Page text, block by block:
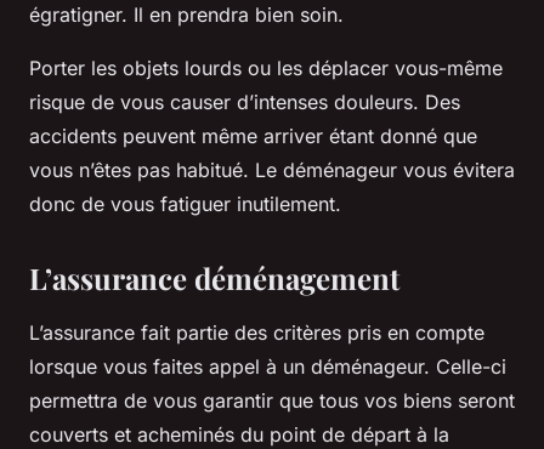
égratigner. Il en prendra bien soin.
Porter les objets lourds ou les déplacer vous-même
risque de vous causer d’intenses douleurs. Des
accidents peuvent même arriver étant donné que
vous n’êtes pas habitué. Le déménageur vous évitera
donc de vous fatiguer inutilement.
L’assurance déménagement
L’assurance fait partie des critères pris en compte
lorsque vous faites appel à un déménageur. Celle-ci
permettra de vous garantir que tous vos biens seront
couverts et acheminés du point de départ à la